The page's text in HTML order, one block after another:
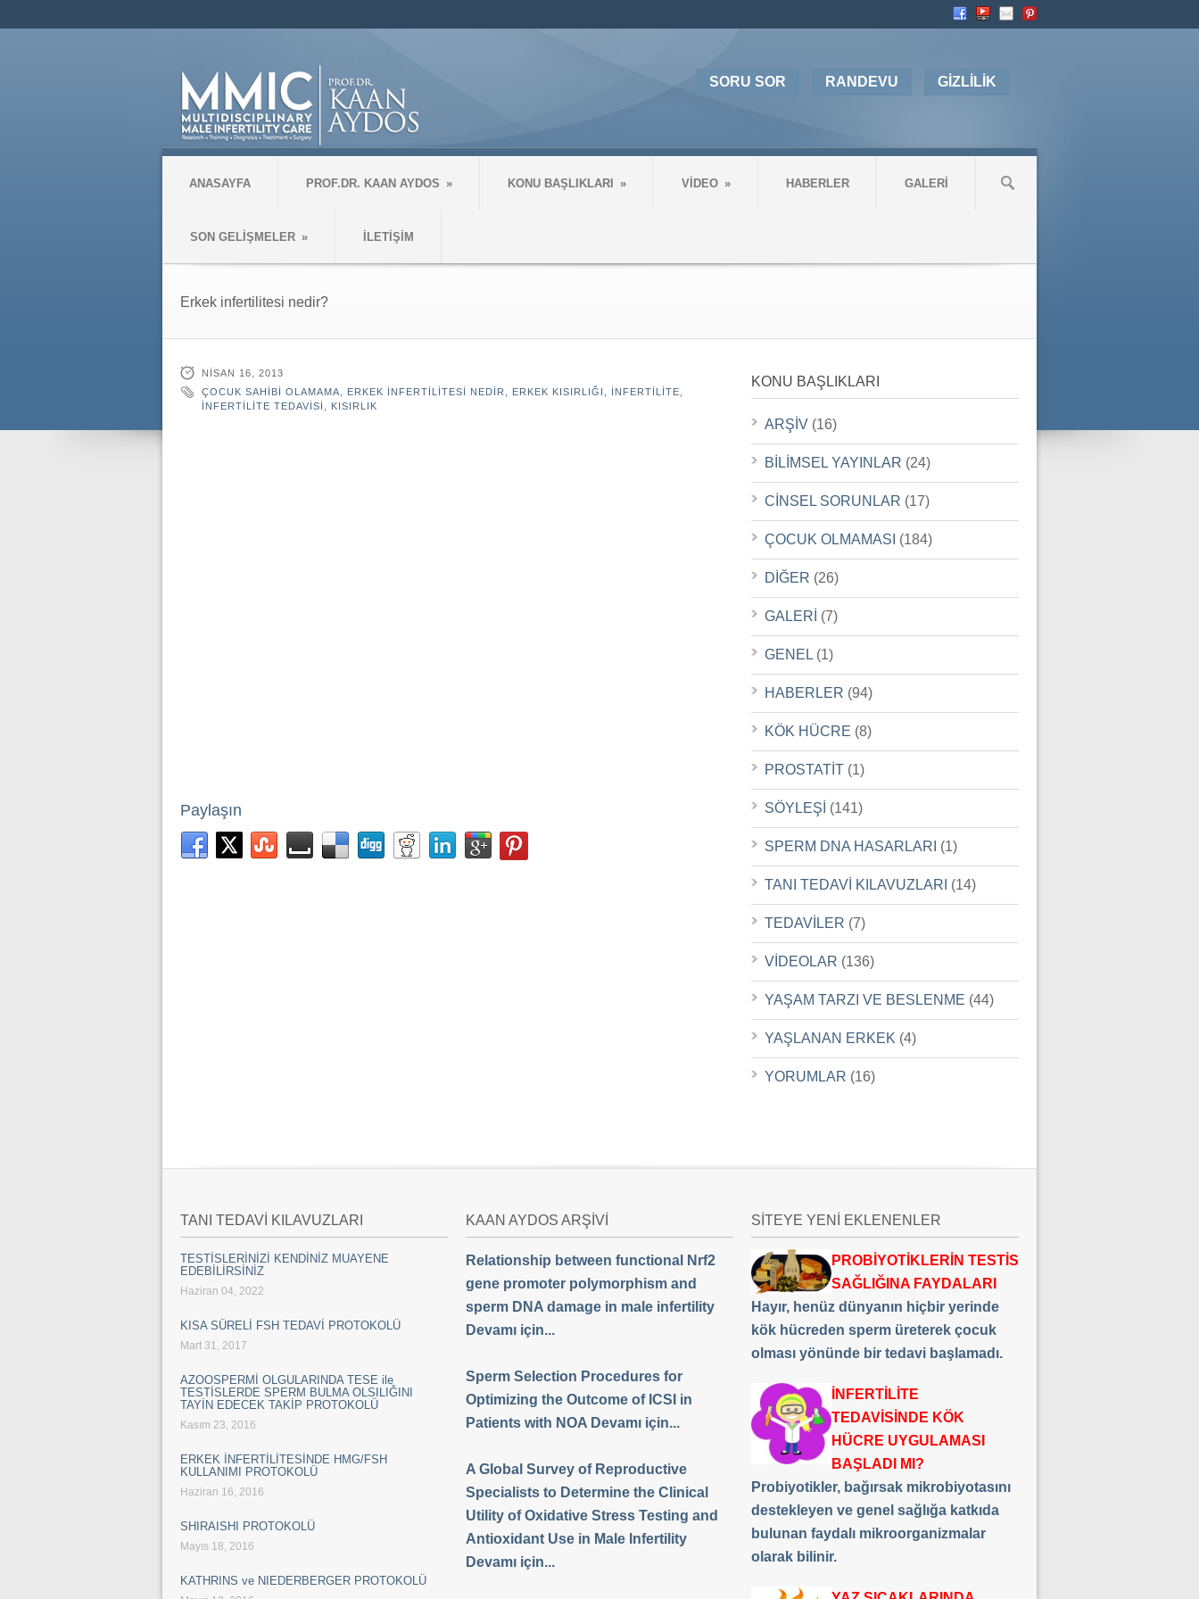
SORU SOR RANDEVU GİZLİLİK
ANASAYFA PROF.DR. KAAN AYDOS » KONU BAŞLIKLARI » VİDEO » HABERLER GALERİ
SON GELİŞMELER » İLETİŞİM
Erkek infertilitesi nedir?
NISAN 16, 2013
ÇOCUK SAHIBI OLAMAMA
ERKEK INFERTILITESI NEDIR ERKEK KISIRLIĞI İNFERTILITE
İNFERTİLİTE TEDAVİSİ
KISIRLIK
Paylaşın
KONU BAŞLIKLARI
ARŞİV (16)
BİLİMSEL YAYINLAR (24)
CİNSEL SORUNLAR (17)
ÇOCUK OLMAMASI (184)
DİĞER (26)
GALERİ (7)
GENEL (1)
HABERLER (94)
KÖK HÜCRE (8)
PROSTATİT (1)
SÖYLEŞİ (141)
SPERM DNA HASARLARI (1)
TANI TEDAVİ KILAVUZLARI (14)
TEDAVİLER (7)
VİDEOLAR (136)
YAŞAM TARZI VE BESLENME (44)
YAŞLANAN ERKEK (4)
YORUMLAR (16)
TANI TEDAVİ KILAVUZLARI
TESTİSLERİNİZİ KENDİNİZ MUAYENE
EDEBİLİRSİNİZ
Haziran 04, 2022
KISA SÜRELİ FSH TEDAVİ PROTOKOLÜ
Mart 31, 2017
AZOOSPERMİ OLGULARINDA TESE ile
TESTİSLERDE SPERM BULMA OLSILIĞINI
TAYİN EDECEK TAKİP PROTOKOLÜ
Kasım 23, 2016
ERKEK İNFERTİLİTESİNDE HMG/FSH
KULLANIMI PROTOKOLÜ
Haziran 16, 2016
SHIRAISHI PROTOKOLÜ
Mayıs 18, 2016
KATHRINS ve NIEDERBERGER PROTOKOLÜ
KAAN AYDOS ARŞİVİ
Relationship between functional Nrf2
gene promoter polymorphism and
sperm DNA damage in male infertility
Devamı için...
Sperm Selection Procedures for
Optimizing the Outcome of ICSI in
Patients with NOA Devamı için...
A Global Survey of Reproductive
Specialists to Determine the Clinical
Utility of Oxidative Stress Testing and
Antioxidant Use in Male Infertility
Devamı için...
SİTEYE YENİ EKLENENLER
PROBİYOTİKLERİN TESTİS
SAĞLIĞINA FAYDALARI
Hayır, henüz dünyanın hiçbir yerinde
kök hücreden sperm üreterek çocuk
olması yönünde bir tedavi başlamadı.
İNFERTİLİTE
TEDAVİSİNDE KÖK
HÜCRE UYGULAMASI
BAŞLADI MI?
Probiyotikler, bağırsak mikrobiyotasını
destekleyen ve genel sağlığa katkıda
bulunan faydalı mikroorganizmalar
olarak bilinir.